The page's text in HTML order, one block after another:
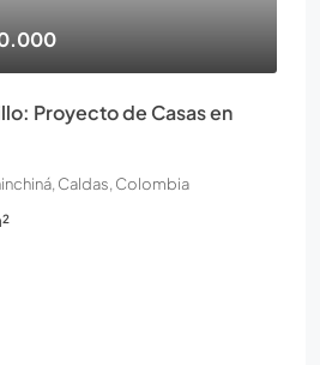
Proyecto de Casas en
Caldas, Colombia